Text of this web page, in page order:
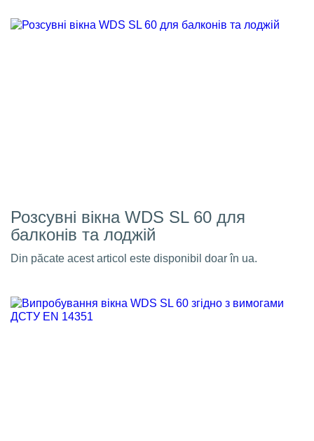
Розсувні вікна WDS SL 60 для
балконів та лоджій
Din păcate acest articol este disponibil doar în ua.